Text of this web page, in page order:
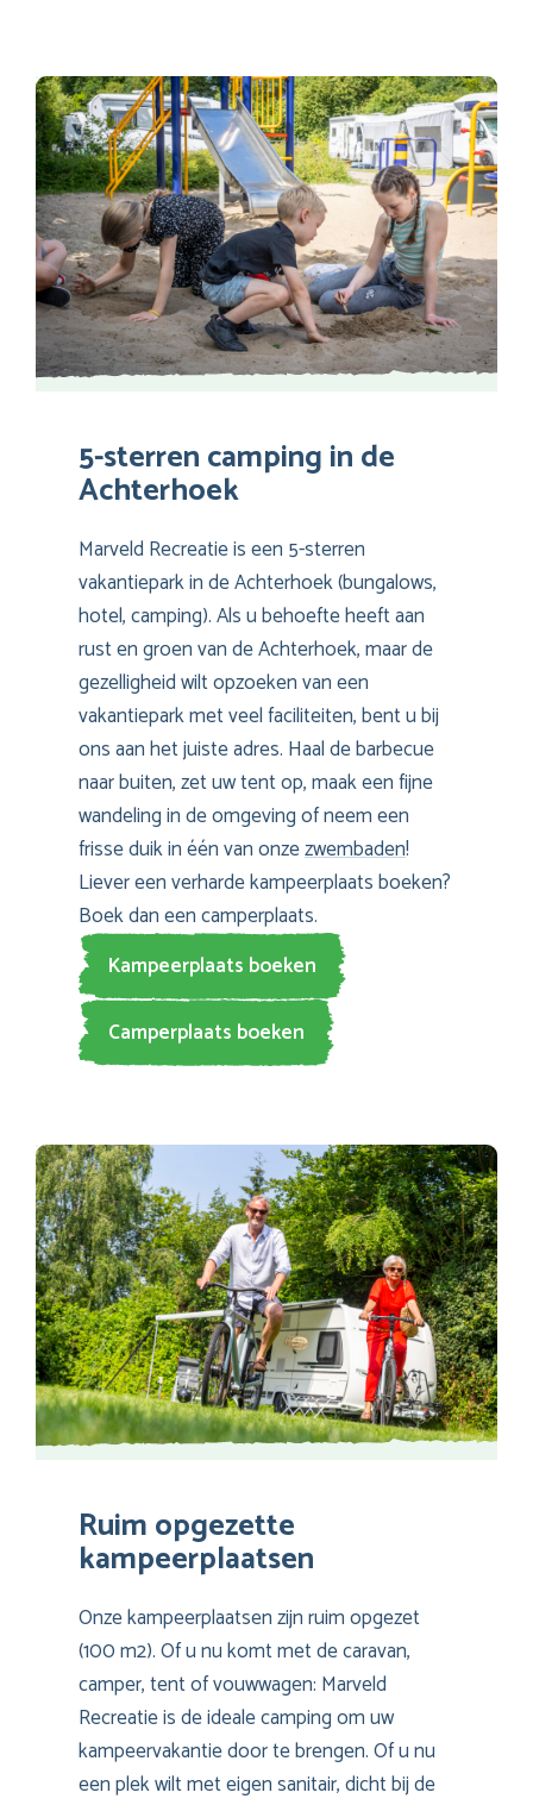
5-sterren camping in de
Achterhoek
Marveld Recreatie is een 5-sterren
vakantiepark in de Achterhoek (bungalows,
hotel, camping). Als u behoefte heeft aan
rust en groen van de Achterhoek, maar de
gezelligheid wilt opzoeken van een
vakantiepark met veel faciliteiten, bent u bij
ons aan het juiste adres. Haal de barbecue
naar buiten, zet uw tent op, maak een fijne
wandeling in de omgeving of neem een
frisse duik in één van onzezwembaden!
Liever een verharde kampeerplaats boeken?
Boek dan een camperplaats.
Kampeerplaats boeken
Camperplaats boeken
Ruim opgezette
kampeerplaatsen
Onze kampeerplaatsen zijn ruim opgezet
(100 m2). Of u nu komt met de caravan,
camper, tent of vouwwagen: Marveld
Recreatie is de ideale camping om uw
kampeervakantie door te brengen. Of u nu
een plek wilt met eigen sanitair, dicht bij de